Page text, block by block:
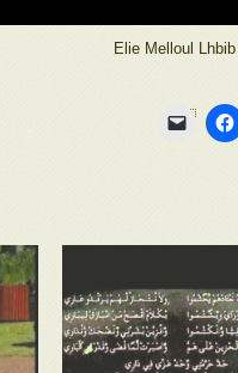
Elie Melloul